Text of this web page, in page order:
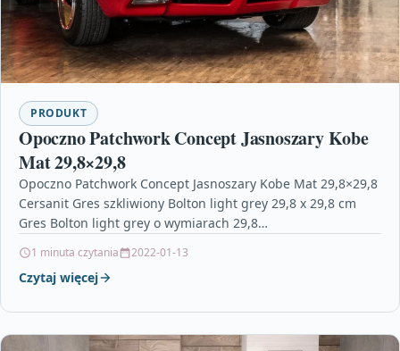
PRODUKT
Opoczno Patchwork Concept Jasnoszary Kobe
Mat 29,8×29,8
Opoczno Patchwork Concept Jasnoszary Kobe Mat 29,8×29,8
Cersanit Gres szkliwiony Bolton light grey 29,8 x 29,8 cm
Gres Bolton light grey o wymiarach 29,8…
1 minuta czytania 2022-01-13
Czytaj więcej